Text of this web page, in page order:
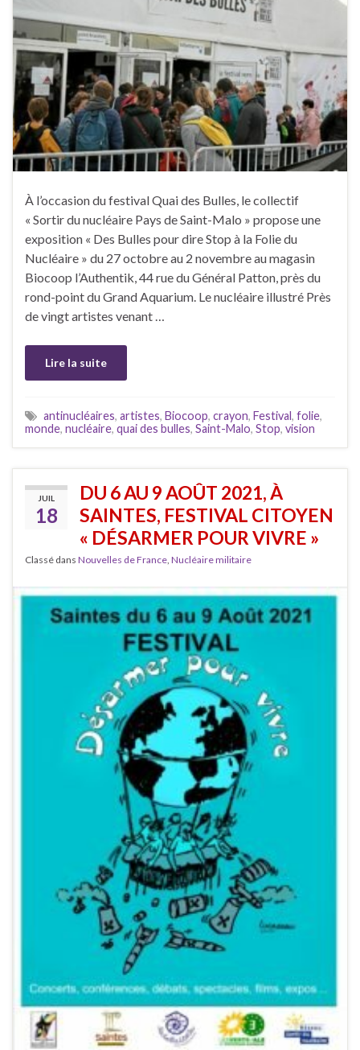
À l’occasion du festival Quai des Bulles, le collectif
« Sortir du nucléaire Pays de Saint-Malo » propose une
exposition « Des Bulles pour dire Stop à la Folie du
Nucléaire » du 27 octobre au 2 novembre au magasin
Biocoop l’Authentik, 44 rue du Général Patton, près du
rond-point du Grand Aquarium. Le nucléaire illustré Près
de vingt artistes venant …
Lire la suite
antinucléaires, artistes, Biocoop, crayon, Festival, folie,
monde, nucléaire, quai des bulles, Saint-Malo, Stop, vision
JUIL
18
DU 6 AU 9 AOÛT 2021, À
SAINTES, FESTIVAL CITOYEN
« DÉSARMER POUR VIVRE »
Classé dans Nouvelles de France, Nucléaire militaire